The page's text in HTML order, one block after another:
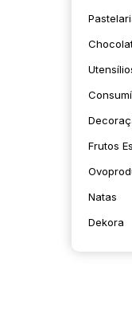
Frutos
Natas
Dekora